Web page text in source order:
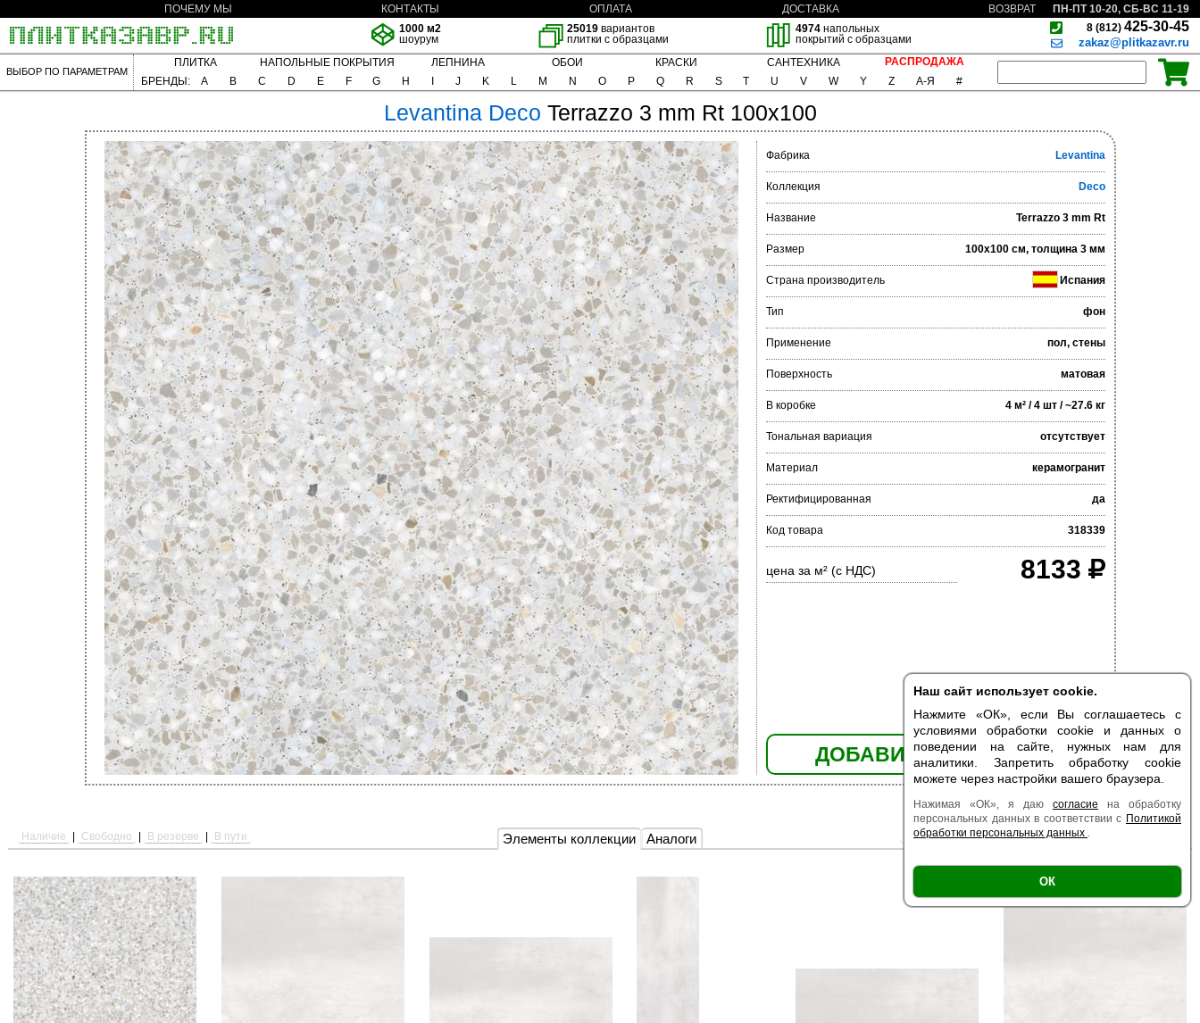
Наш сайт использует cookie.
Нажмите «ОК», если Вы соглашаетесь с
условиями обработки cookie и данных о
поведении на сайте, нужных нам для
аналитики. Запретить обработку cookie
можете через настройки вашего браузера.
Нажимая «ОК», я даю согласие на обработку
персональных данных в соответствии с Политикой
обработки персональных данных .
ОК
ПОЧЕМУ МЫ КОНТАКТЫ ОПЛАТА ДОСТАВКА ВОЗВРАТ
ПН-ПТ 10-20, СБ-ВС 11-19
1000 м2
шоурум
25019 вариантов
плитки с образцами
4974напольных
покрытий с образцами
8 (812) 425-30-45
zakaz@plitkazavr.ru
ВЫБОР ПО ПАРАМЕТРАМ
ПЛИТКА НАПОЛЬНЫЕ ПОКРЫТИЯ ЛЕПНИНА ОБОИ КРАСКИ САНТЕХНИКА
РАСПРОДАЖА
БРЕНДЫ:
A B C D E F G H J K L M N O P Q R S T U V W Y Z А-Я #
Levantina Deco Terrazzo 3 mm Rt 100x100
Фабрика Levantina
Коллекция Deco
Название Terrazzo 3 mm Rt
Размер 100x100 см, толщина 3 мм
Страна производитель Испания
Тип фон
Применение пол, стены
Поверхность матовая
В коробке 4 м² / 4 шт / ~27.6 кг
Тональная вариация отсутствует
Материал керамогранит
Ректифицированная да
Код товара 318339
цена за м² (с НДС) 8133
ДОБАВИТЬ В КОРЗИНУ
Элементы коллекции Аналоги
Наличие Свободно В резерве В пути Есть образец | Поверхность |